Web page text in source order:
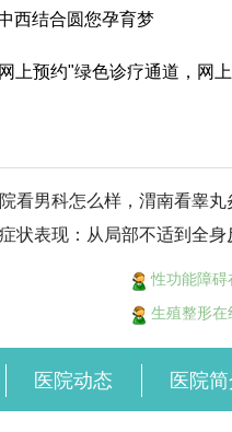
西结合圆您孕育梦
上预约"绿色诊疗通道，网
看男科怎么样，渭南看睾
状表现：从局部不适到全
性功能障碍
生殖整形在
医院动态 医院